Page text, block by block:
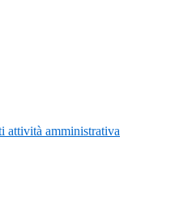
attività amministrativa